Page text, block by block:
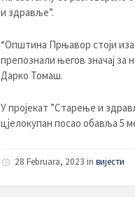
и здравље”.
“Општина Прњавор стоји
препознали његов значај за
Дарко Томаш.
У пројекат ”Старење и
цјелокупан посао обавља 5
28 Februara, 2023 in вијести